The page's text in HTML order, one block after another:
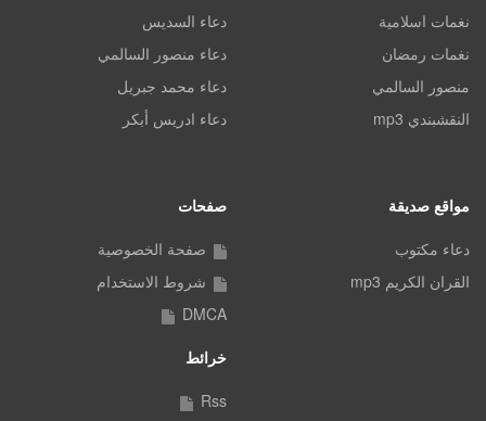
نغمات اسلامية
نغمات رمضان
منصور السالمي
النقشبندي mp3
دعاء السديس
دعاء منصور السالمي
دعاء محمد جبريل
دعاء ادريس أبكر
مواقع صديقة
دعاء مكتوب
القران الكريم mp3
صفحات
صفحة الخصوصية
شروط الاستخدام
DMCA
خرائط
Rss